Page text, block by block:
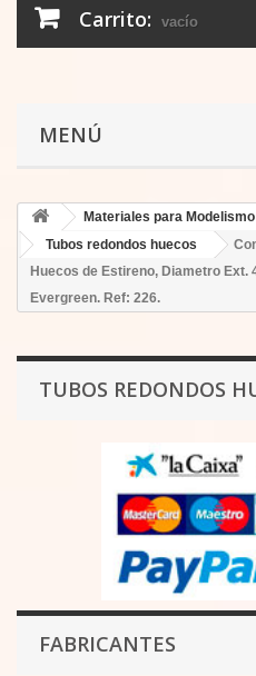
Carrito: vacío
MENÚ
Materiales para Modelismo
Tubos redondos huecos
Huecos de Estireno, Diametro Ext.
Evergreen. Ref: 226.
TUBOS REDONDOS
FABRICANTES